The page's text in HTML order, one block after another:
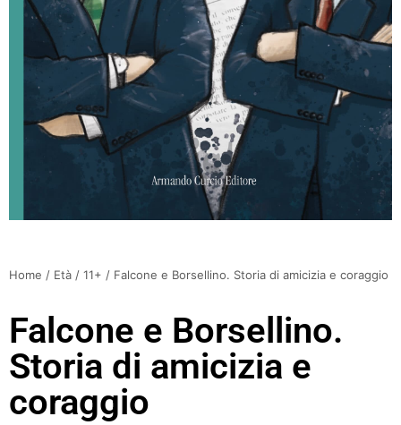
Home / Età / 11+ / Falcone e Borsellino. Storia di amicizia e coraggio
Falcone e Borsellino.
Storia di amicizia e
coraggio